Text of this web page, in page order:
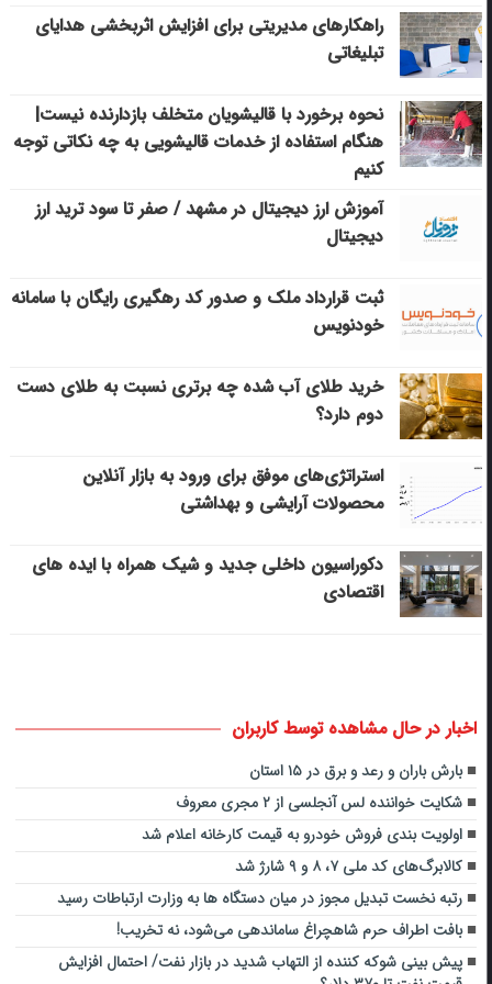
راهکارهای مدیریتی برای افزایش اثربخشی هدایای
تبلیغاتی
نحوه برخورد با قالیشویان متخلف بازدارنده نیست|
هنگام استفاده از خدمات قالیشویی به چه نکاتی توجه
کنیم
آموزش ارز دیجیتال در مشهد / صفر تا سود ترید ارز
دیجیتال
ثبت قرارداد ملک و صدور کد رهگیری رایگان با سامانه
خودنویس
خرید طلای آب شده چه برتری نسبت به طلای دست
دوم دارد؟
استراتژی‌های موفق برای ورود به بازار آنلاین
محصولات آرایشی و بهداشتی
دکوراسیون داخلی جدید و شیک همراه با ایده های
اقتصادی
اخبار در حال مشاهده توسط کاربران
بارش باران و رعد و برق در ۱۵ استان
شکایت خواننده لس آنجلسی از ۲ مجری معروف
اولویت بندی فروش خودرو به قیمت کارخانه اعلام شد
کالابرگ‌های کد ملی ۷، ۸ و ۹ شارژ شد
رتبه نخست تبدیل مجوز در میان دستگاه ها به وزارت ارتباطات رسید
بافت اطراف حرم شاهچراغ ساماندهی می‌شود، نه تخریب!
پیش بینی شوکه کننده از التهاب شدید در بازار نفت/ احتمال افزایش